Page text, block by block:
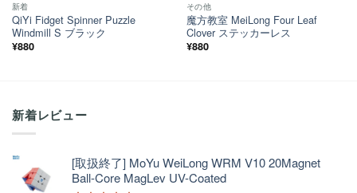
新着
QiYi Fidget Spinner Puzzle
Windmill S ブラック
¥880
その他
魔方教室 MeiLong Four Leaf
Clover ステッカーレス
¥880
新着レビュー
[取扱終了] MoYu WeiLong WRM V10 20Magnet
Ball-Core MagLev UV-Coated